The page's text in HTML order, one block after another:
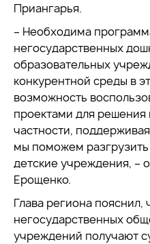
Приангарья.
– Необходима
негосударственных
образовательных
конкурентной среды в
возможность
проектами для
частности,
мы поможем
детские учреждения, –
Ерощенко.
Глава региона пояснил,
негосударственных
учреждений получают